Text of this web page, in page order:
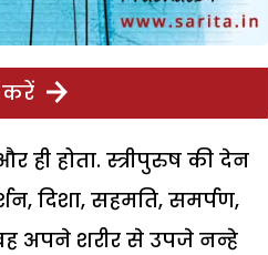
करें
होता. स्त्रीपुरुष की देन
दिशा, सहमति, समर्पण,
वह अपने शरीर से उपजे नन्हे